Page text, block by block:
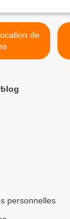
personnelles